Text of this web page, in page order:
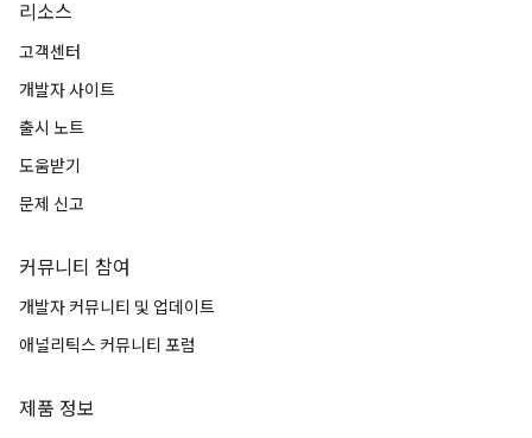
리소스
고객센터
개발자 사이트
출시 노트
도움받기
문제 신고
커뮤니티 참여
개발자 커뮤니티 및 업데이트
애널리틱스 커뮤니티 포럼
제품 정보